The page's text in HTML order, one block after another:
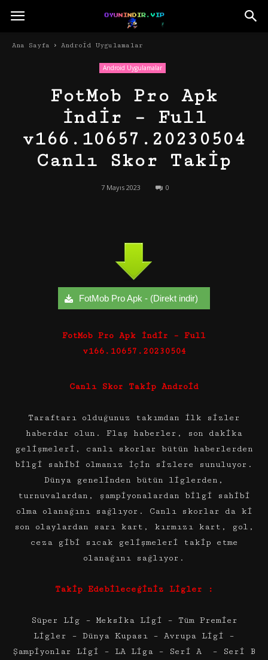
Ana Sayfa Android Uygulamalar
Android Uygulamalar
FotMob Pro Apk
İndir – Full
v166.10657.20230504
Canlı Skor Takip
7 Mayıs 2023 0
FotMob Pro Apk - (Direkt indir)
FotMob Pro Apk İndir – Full
v166.10657.20230504
Canlı Skor Takip Android
Taraftarı olduğunuz takımdan ilk sizler
haberdar olun. Flaş haberler, son dakika
gelişmeleri, canlı skorlar bütün haberlerden
bilgi sahibi olmanız için sizlere sunuluyor.
Dünya genelinden bütün liglerden,
turnuvalardan, şampiyonalardan bilgi sahibi
olma olanağını sağlıyor. Canlı skorlar da ki
son olaylardan sarı kart, kırmızı kart, gol,
ceza gibi sıcak gelişmeleri takip etme
olanağını sağlıyor.
Takip Edebileceğiniz Ligler :
Süper Lig – Meksika Ligi – Tüm Premier
Ligler – Dünya Kupası – Avrupa Ligi –
Şampiyonlar Ligi – LA Liga – Seri A – Seri B